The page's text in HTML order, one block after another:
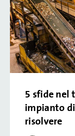
5 sfide nel
impianto
risolvere